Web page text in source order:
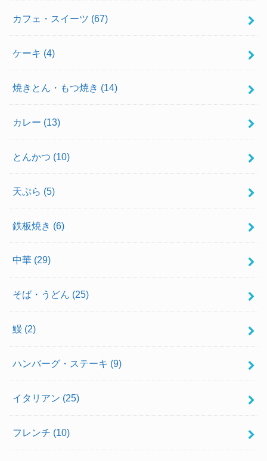
カフェ・スイーツ (67)
ケーキ (4)
焼きとん・もつ焼き (14)
カレー (13)
とんかつ (10)
天ぷら (5)
鉄板焼き (6)
中華 (29)
そば・うどん (25)
鰻 (2)
ハンバーグ・ステーキ (9)
イタリアン (25)
フレンチ (10)